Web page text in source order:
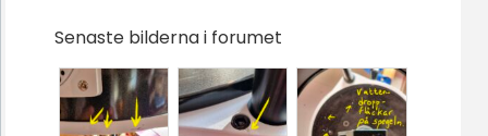
Senaste bilderna i forumet